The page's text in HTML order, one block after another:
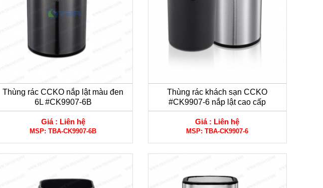
Thùng rác CCKO nắp lật màu đen
6L #CK9907-6B
Giá : Liên hệ
MSP:TBA-CK9907-6B
Thùng rác khách sạn CCKO
#CK9907-6 nắp lật cao cấp
Giá : Liên hệ
MSP:TBA-CK9907-6